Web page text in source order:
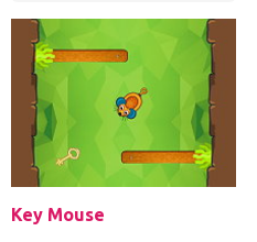
Key Mouse